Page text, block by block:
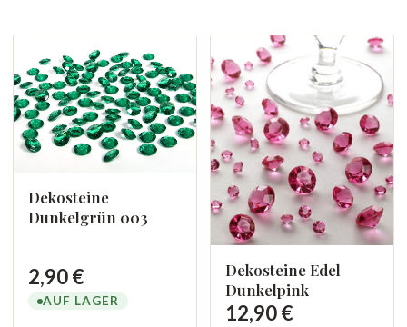
Dekosteine
Dunkelgrün 003
2,90 €
AUF LAGER
Dekosteine Edel
Dunkelpink
12,90 €